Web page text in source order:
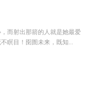
而射出那箭的人就是她最爱
瞑目！囹圄未来，既知...